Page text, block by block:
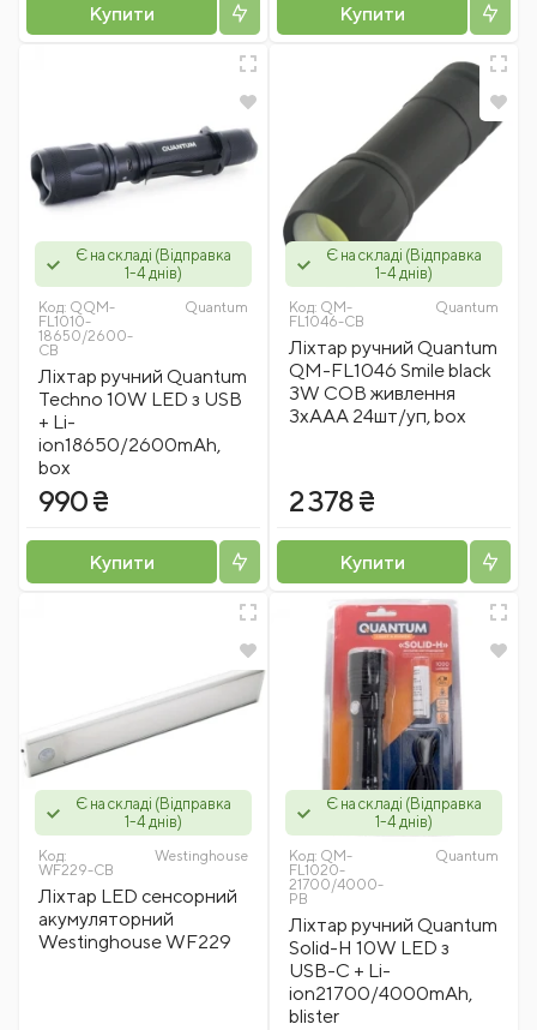
Купити Купити
Є на складі (Відправка
1-4 днів)
Код: QQM-
FL1010-
18650/2600-
CB
Quantum
Ліхтар ручний Quantum
Techno 10W LED з USB
+ Li-
ion18650/2600mAh,
box
990 ₴
Купити
Є на складі (Відправка
1-4 днів)
Код: QM-
FL1046-CB
Quantum
Ліхтар ручний Quantum
QM-FL1046 Smile black
3W COB живлення
3xAAA 24шт/уп, box
2 378 ₴
Купити
Є на складі (Відправка
1-4 днів)
Код:
WF229-CB
Westinghousе
Ліхтар LED cенсорний
акумуляторний
Westinghouse WF229
Є на складі (Відправка
1-4 днів)
Код: QM-
FL1020-
21700/4000-
PB
Quantum
Ліхтар ручний Quantum
Solid-H 10W LED з
USB-C + Li-
ion21700/4000mAh,
blister